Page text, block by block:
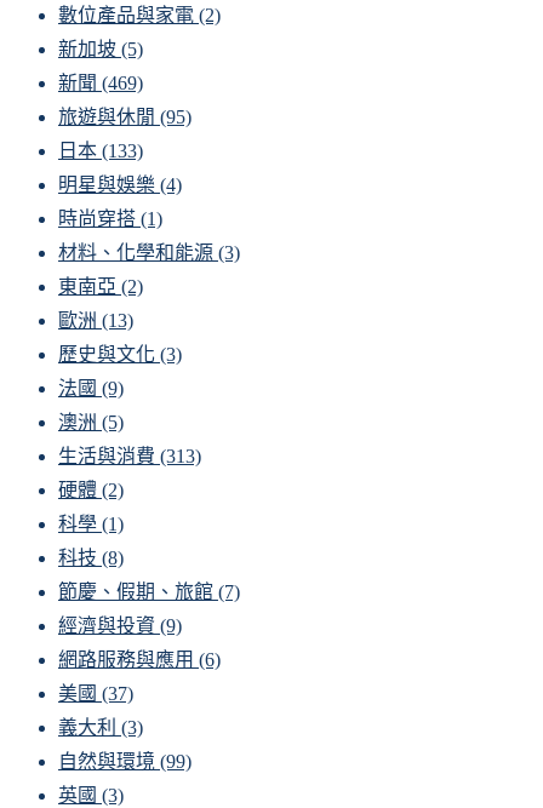
數位產品與家電 (2)
新加坡 (5)
新聞 (469)
旅遊與休閒 (95)
日本 (133)
明星與娛樂 (4)
時尚穿搭 (1)
材料、化學和能源 (3)
東南亞 (2)
歐洲 (13)
歷史與文化 (3)
法國 (9)
澳洲 (5)
生活與消費 (313)
硬體 (2)
科學 (1)
科技 (8)
節慶、假期、旅館 (7)
經濟與投資 (9)
網路服務與應用 (6)
美國 (37)
義大利 (3)
自然與環境 (99)
英國 (3)